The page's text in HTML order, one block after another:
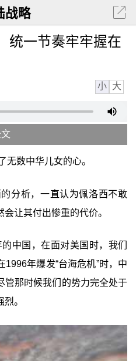
战略
统一节奏牢牢握在
小 大
无数中华儿女的心。
分析，一直认为佩洛西不敢
让其付出惨重的代价。
中国，在面对美国时，我们
年爆发“台海危机”时，中
管那时候我们的势力完全处于
。